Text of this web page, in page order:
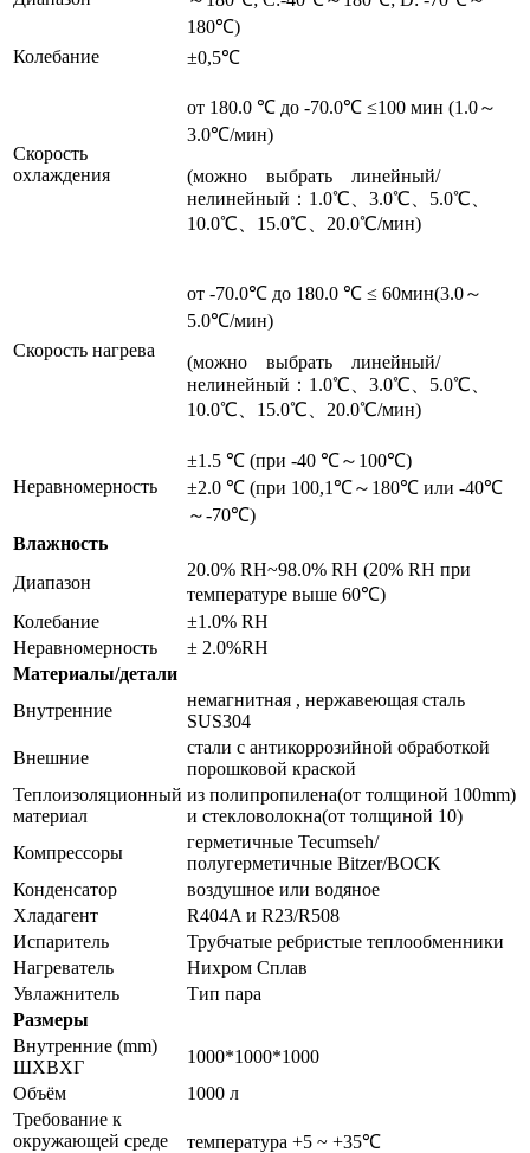
180℃)
Колебание
±0,5℃
Скорость
охлаждения
от 180.0 ℃ до -70.0℃ ≤100 мин (1.0～
3.0℃/мин)
(можно выбрать линейный/
нелинейный：1.0℃、3.0℃、5.0℃、
10.0℃、15.0℃、20.0℃/мин)
Скорость нагрева
от -70.0℃ до 180.0 ℃ ≤ 60мин(3.0～
5.0℃/мин)
(можно выбрать линейный/
нелинейный：1.0℃、3.0℃、5.0℃、
10.0℃、15.0℃、20.0℃/мин)
Неравномерность
±1.5 ℃ (при -40 ℃～100℃)
±2.0 ℃ (при 100,1℃～180℃ или -40℃
～-70℃)
Влажность
Диапазон
20.0% RH~98.0% RH (20% RH при
температуре выше 60℃)
Колебание
±1.0% RH
Неравномерность
± 2.0%RH
Материалы/детали
Внутренние
немагнитная , нержавеющая сталь
SUS304
Внешние
стали с антикоррозийной обработкой
порошковой краской
Теплоизоляционный
материал
из полипропилена(от толщиной 100mm)
и стекловолокна(от толщиной 10)
Компрессоры
герметичные Tecumseh/
полугерметичные Bitzer/BOCK
Конденсатор
воздушное или водяное
Хладагент
R404A и R23/R508
Испаритель
Трубчатые ребристые теплообменники
Нагреватель
Нихром Сплав
Увлажнитель
Тип пара
Размеры
Внутренние (mm)
ШXВXГ
1000*1000*1000
Объём
1000 л
Требование к
окружающей среде
температура +5 ~ +35℃